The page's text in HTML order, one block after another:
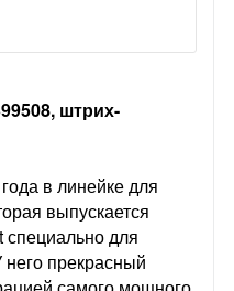
штрих-
в линейке для
выпускается
для
прекрасный